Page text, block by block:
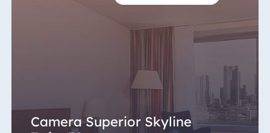
Camera Superior Skyline